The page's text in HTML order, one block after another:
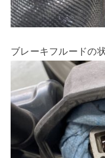
ブレーキフルードの